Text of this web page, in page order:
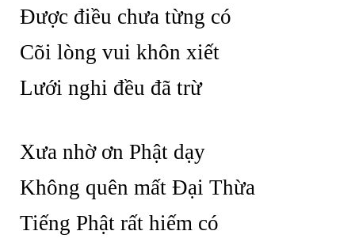
Được điều chưa từng có
Cõi lòng vui khôn xiết
Lưới nghi đều đã trừ
Xưa nhờ ơn Phật dạy
Không quên mất Đại Thừa
Tiếng Phật rất hiếm có